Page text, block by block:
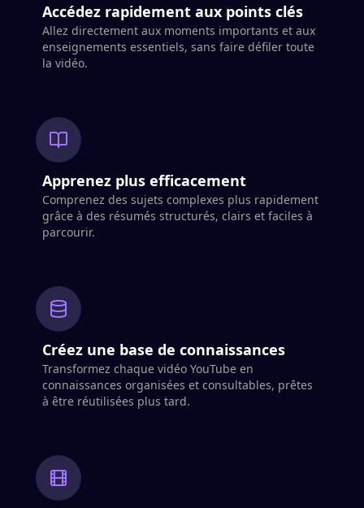
Accédez rapidement aux points clés
Allez directement aux moments importants et aux
enseignements essentiels, sans faire défiler toute
la vidéo.
Apprenez plus efficacement
Comprenez des sujets complexes plus rapidement
grâce à des résumés structurés, clairs et faciles à
parcourir.
Créez une base de connaissances
Transformez chaque vidéo YouTube en
connaissances organisées et consultables, prêtes
à être réutilisées plus tard.